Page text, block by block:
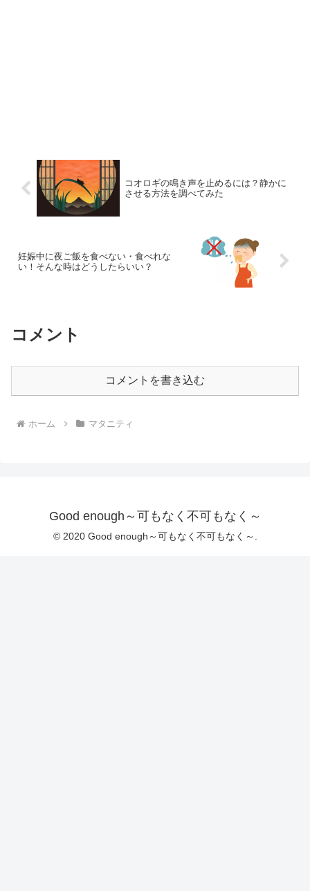
コオロギの鳴き声を止めるには？静かに
させる方法を調べてみた
妊娠中に夜ご飯を食べない・食べれな
い！そんな時はどうしたらいい？
コメント
コメントを書き込む
ホーム マタニティ
Good enough～可もなく不可もなく～
© 2020 Good enough～可もなく不可もなく～.